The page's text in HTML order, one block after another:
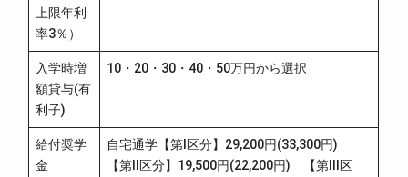
上限年利
率3％）
入学時増
額貸与(有
利子)
10・20・30・40・50万円から選択
給付奨学
金
自宅通学【第Ⅰ区分】29,200円(33,300円)
【第Ⅱ区分】19,500円(22,200円) 【第Ⅲ区